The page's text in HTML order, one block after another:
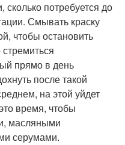
сколько потребуется до
Смывать краску
чтобы остановить
прямо в день
после такой
на этой уйдет
время, чтобы
масляными
серумами.